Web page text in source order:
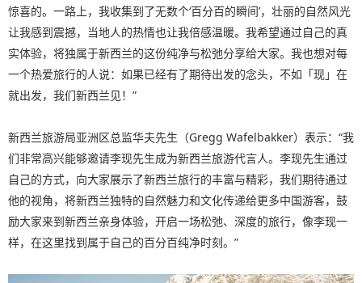
惊喜的。一路上，我收集到了无数个‘百分百的瞬间’，壮丽的自然风光
让我感到震撼，当地人的热情也让我倍感温暖。我希望通过自己的真
实体验，将独属于新西兰的这份纯净与松弛分享给大家。我也想对每
一个热爱旅行的人说：如果已经有了期待出发的念头，不如「现」在
就出发，我们新西兰见！”
新西兰旅游局亚洲区总监华夫先生（Gregg Wafelbakker）表示：“我
们非常高兴能够邀请李现先生成为新西兰旅游代言人。李现先生通过
自己的方式，向大家展示了新西兰旅行的丰富与精彩，我们期待通过
他的视角，将新西兰独特的自然魅力和文化传递给更多中国游客，鼓
励大家来到新西兰亲身体验，开启一场松弛、深度的旅行，像李现一
样，在这里找到属于自己的百分百纯净时刻。”